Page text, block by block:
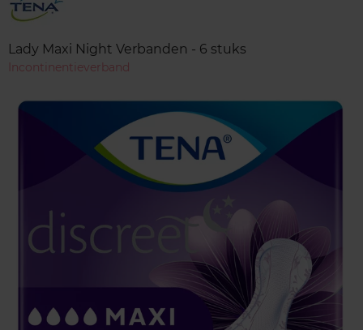
Lady Maxi Night Verbanden - 6 stuks
Incontinentieverband